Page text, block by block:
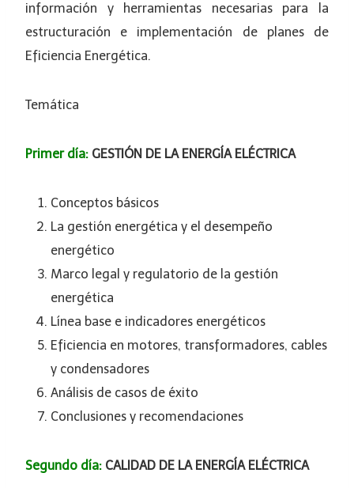
información y herramientas necesarias para la
estructuración e implementación de planes de
Eficiencia Energética.
Temática
Primer día: GESTIÓN DE LA ENERGÍA ELÉCTRICA
Conceptos básicos
La gestión energética y el desempeño
energético
Marco legal y regulatorio de la gestión
energética
Línea base e indicadores energéticos
Eficiencia en motores, transformadores, cables
y condensadores
Análisis de casos de éxito
Conclusiones y recomendaciones
Segundo día: CALIDAD DE LA ENERGÍA ELÉCTRICA